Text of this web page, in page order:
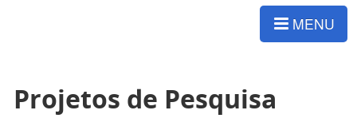
MENU
Projetos de Pesquisa